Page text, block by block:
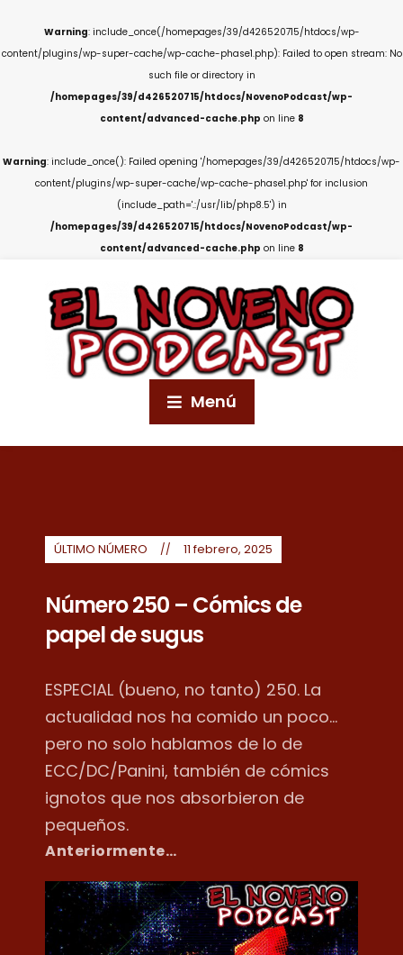
Warning: include_once(/homepages/39/d426520715/htdocs/wp-
content/plugins/wp-super-cache/wp-cache-phase1.php): Failed to open stream: No
such file or directory in
/homepages/39/d426520715/htdocs/NovenoPodcast/wp-
content/advanced-cache.php on line 8
Warning: include_once(): Failed opening '/homepages/39/d426520715/htdocs/wp-
content/plugins/wp-super-cache/wp-cache-phase1.php' for inclusion
(include_path='.:/usr/lib/php8.5') in
/homepages/39/d426520715/htdocs/NovenoPodcast/wp-
content/advanced-cache.php on line 8
Menú
ÚLTIMO NÚMERO 11 febrero, 2025
Número 250 – Cómics de
papel de sugus
ESPECIAL (bueno, no tanto) 250. La
actualidad nos ha comido un poco...
pero no solo hablamos de lo de
ECC/DC/Panini, también de cómics
ignotos que nos absorbieron de
pequeños.
Anteriormente…